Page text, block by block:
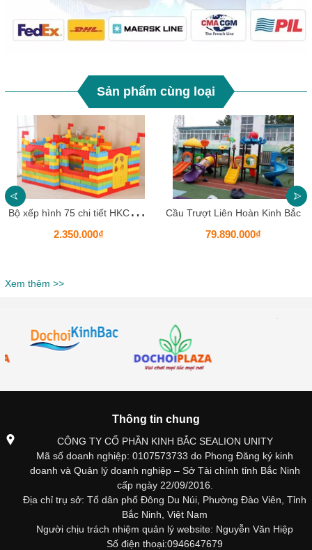
Sản phẩm cùng loại
B
ộ xếp hình 75 chi tiết HKCXH15
2.350.000₫
Cầu Trượt Liên Hoàn Kinh Bắc
79.890.000₫
Xem thêm >>
Thông tin chung
CÔNG TY CỔ PHẦN KINH BẮC SEALION UNITY
Mã số doanh nghiệp: 0107573733 do Phong Đăng ký kinh
doanh và Quản lý doanh nghiệp – Sở Tài chính tỉnh Bắc Ninh
cấp ngày 22/09/2016.
Địa chỉ trụ sở: Tổ dân phố Đông Du Núi, Phường Đào Viên, Tỉnh
Bắc Ninh, Việt Nam
Người chịu trách nhiệm quản lý website: Nguyễn Văn Hiệp
Số điện thoại:0946647679